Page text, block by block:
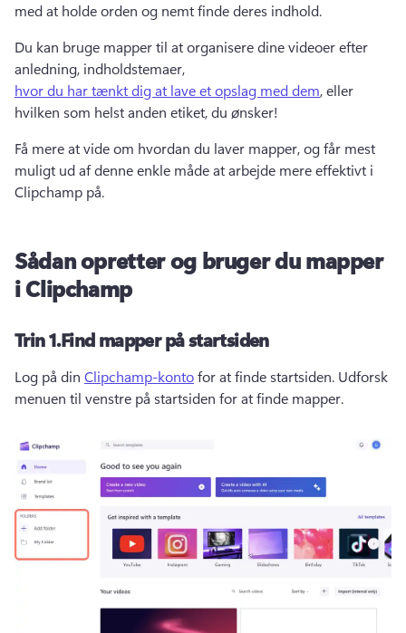
med at holde orden og nemt finde deres indhold.
Du kan bruge mapper til at organisere dine videoer efter
anledning, indholdstemaer,
hvor du har tænkt dig at lave et opslag med dem, eller
hvilken som helst anden etiket, du ønsker!
Få mere at vide om hvordan du laver mapper, og får mest
muligt ud af denne enkle måde at arbejde mere effektivt i
Clipchamp på.
Sådan opretter og bruger du mapper
i Clipchamp
Trin 1.Find mapper på startsiden
Log på din Clipchamp-konto for at finde startsiden. Udforsk
menuen til venstre på startsiden for at finde mapper.